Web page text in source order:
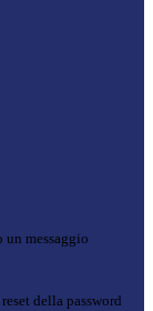
un messaggio
della password